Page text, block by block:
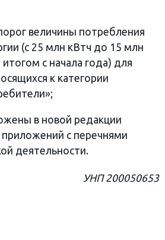
величины потребления
(с 25 млн кВтч до 15 млн
с начала года) для
к категории
в новой редакции
с перечнями
деятельности.
УНП 200050653